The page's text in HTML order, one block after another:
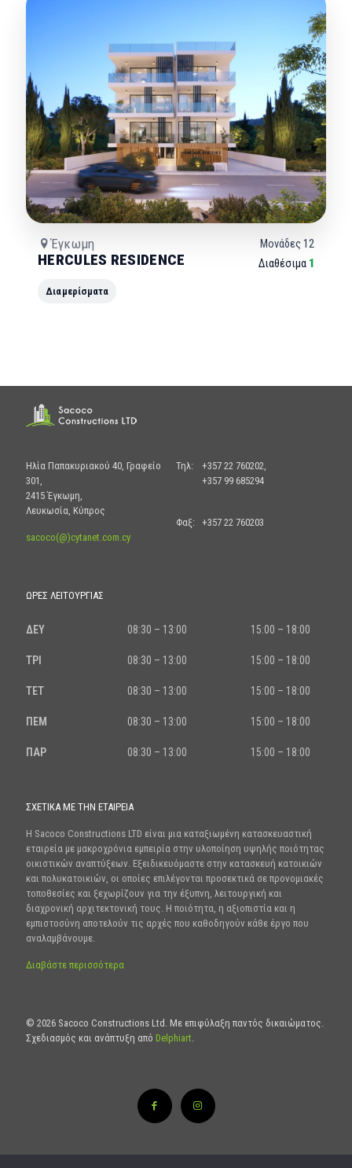
Έγκωμη
HERCULES RESIDENCE
Μονάδες12
Διαθέσιμα 1
Διαμερίσματα
Ηλία Παπακυριακού 40, Γραφείο
301,
2415 Έγκωμη,
Λευκωσία, Κύπρος
sacoco(@)cytanet.com.cy
Τηλ:
+357 22 760202,
+357 99 685294
Φαξ: +357 22 760203
ΏΡΕΣ ΛΕΙΤΟΥΡΓΊΑΣ
ΔΕΥ 08:30 – 13:00 15:00 – 18:00
ΤΡΙ 08:30 – 13:00 15:00 – 18:00
ΤΕΤ 08:30 – 13:00 15:00 – 18:00
ΠΕΜ 08:30 – 13:00 15:00 – 18:00
ΠΑΡ 08:30 – 13:00 15:00 – 18:00
ΣΧΕΤΙΚΆ ΜΕ ΤΗΝ ΕΤΑΙΡΕΊΑ
Η Sacoco Constructions LTD είναι μια καταξιωμένη κατασκευαστική
εταιρεία με μακροχρόνια εμπειρία στην υλοποίηση υψηλής ποιότητας
οικιστικών αναπτύξεων. Εξειδικευόμαστε στην κατασκευή κατοικιών
και πολυκατοικιών, οι οποίες επιλέγονται προσεκτικά σε προνομιακές
τοποθεσίες και ξεχωρίζουν για την έξυπνη, λειτουργική και
διαχρονική αρχιτεκτονική τους. Η ποιότητα, η αξιοπιστία και η
εμπιστοσύνη αποτελούν τις αρχές που καθοδηγούν κάθε έργο που
αναλαμβάνουμε.
Διαβάστε περισσότερα
© 2026 Sacoco Constructions Ltd. Με επιφύλαξη παντός δικαιώματος.
Σχεδιασμός και ανάπτυξη από Delphiart.